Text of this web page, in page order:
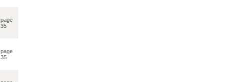
page
35
page
35